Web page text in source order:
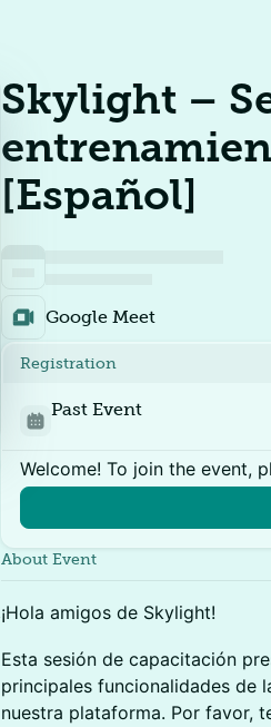
Skylight –
[Español]
Google Meet
Registration
Past Event
Welcome! To join the event,
About Event
¡Hola amigos de Skylight!
Esta sesión de capacitación
principales funcionalidades de
nuestra plataforma. Por favor,